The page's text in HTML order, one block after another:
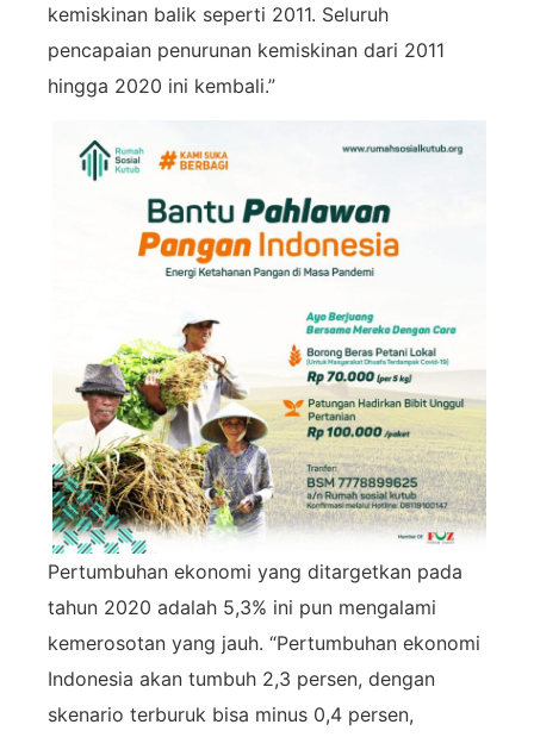
kemiskinan balik seperti 2011. Seluruh
pencapaian penurunan kemiskinan dari 2011
hingga 2020 ini kembali.”
Pertumbuhan ekonomi yang ditargetkan pada
tahun 2020 adalah 5,3% ini pun mengalami
kemerosotan yang jauh. “Pertumbuhan ekonomi
Indonesia akan tumbuh 2,3 persen, dengan
skenario terburuk bisa minus 0,4 persen,